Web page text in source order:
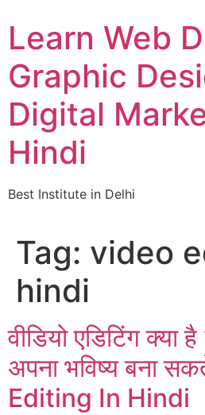
to
content
Learn Web
Graphic
Digital
Hindi
Best Institute in Delhi
Tag: video
hindi
वीडियो एडिटिंग क्या
अपना भविष्य बना
Editing In Hindi